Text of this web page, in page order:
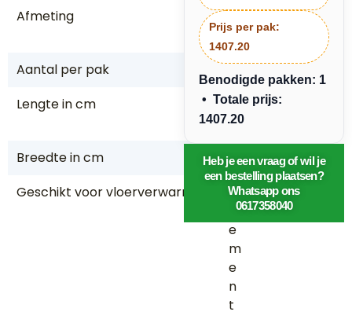
Afmeting
1,
6
Aantal per pak
16
Lengte in cm
7
5
Breedte in cm
15
Geschikt voor vloerverwarming
ja,
c
e
m
e
n
t
Prijs per pak:
1407.20
Benodigde pakken: 1
• Totale prijs:
1407.20
Heb je een vraag of wil je
een bestelling plaatsen?
Whatsapp ons
0617358040